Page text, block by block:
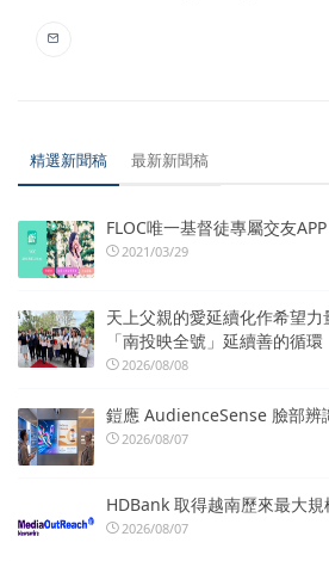
精選新聞稿 最新新聞稿
FLOC唯一基督徒專屬交友
2021/03/29
天上父親的愛延續化作希望
「南投映全號」延續善的循環
2026/08/08
鎧應 AudienceSense 臉部辨
2026/08/07
HDBank 取得越南歷來最大
2026/08/07